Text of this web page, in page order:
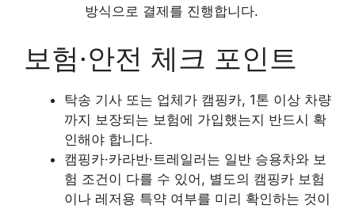
방식으로 결제를 진행합니다.
보험·안전 체크 포인트
탁송 기사 또는 업체가 캠핑카, 1톤 이상 차량
까지 보장되는 보험에 가입했는지 반드시 확
인해야 합니다.
캠핑카·카라반·트레일러는 일반 승용차와 보
험 조건이 다를 수 있어, 별도의 캠핑카 보험
이나 레저용 특약 여부를 미리 확인하는 것이